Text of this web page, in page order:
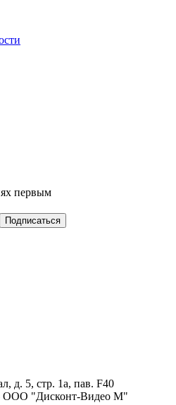
первым
д. 5, стр. 1а, пав. F40
- ООО "Дисконт-Видео М"